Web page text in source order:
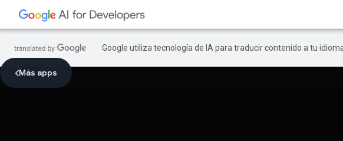
Google utiliza tecnología de IA para traducir contenido a tu
Más apps